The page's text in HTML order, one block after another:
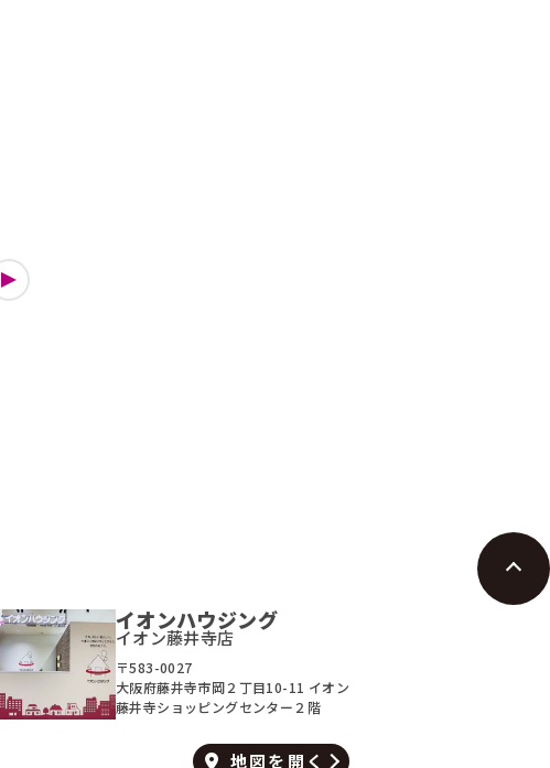
藤井寺市＊＊＊＊
****
イオンハウジング
イオン藤井寺店
〒583-0027
大阪府藤井寺市岡２丁目10-11 イオン
藤井寺ショッピングセンター２階
地図を 開く